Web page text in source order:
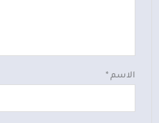
الاسم*